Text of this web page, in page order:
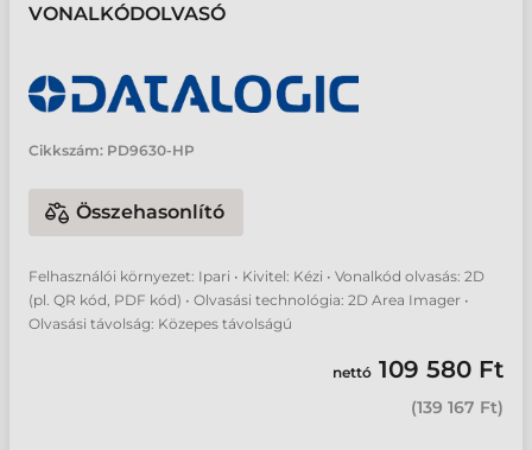
VONALKÓDOLVASÓ
Cikkszám: PD9630-HP
Összehasonlító
Felhasználói környezet: Ipari • Kivitel: Kézi • Vonalkód olvasás: 2D
(pl. QR kód, PDF kód) • Olvasási technológia: 2D Area Imager •
Olvasási távolság: Közepes távolságú
nettó 109 580 Ft
(139 167 Ft)